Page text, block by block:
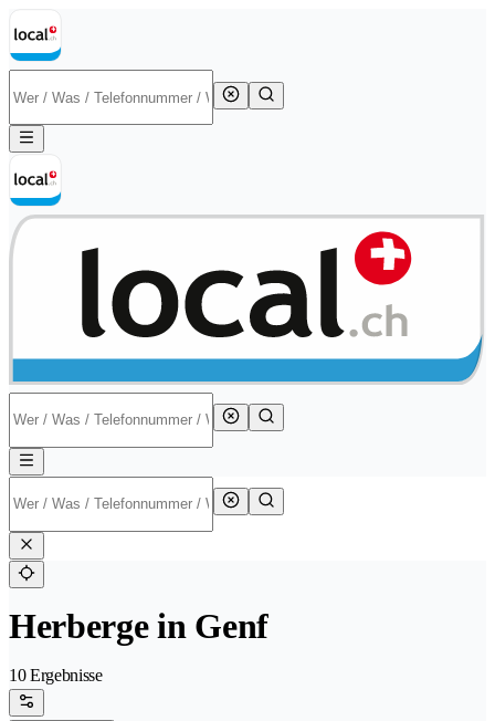
Herberge in Genf
10 Ergebnisse